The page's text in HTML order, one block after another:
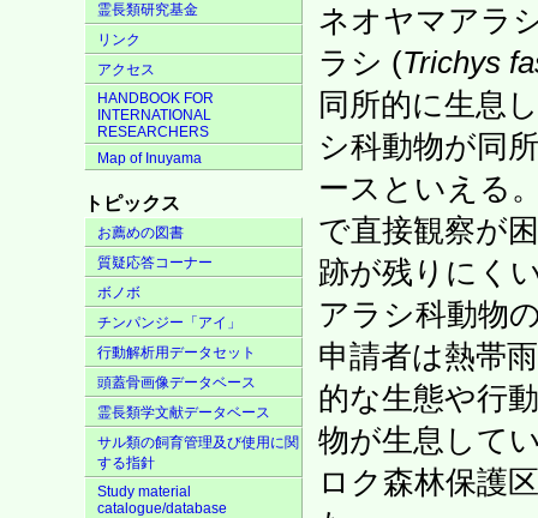
霊長類研究基金
リンク
アクセス
HANDBOOK FOR
INTERNATIONAL
RESEARCHERS
Map of Inuyama
トピックス
お薦めの図書
質疑応答コーナー
ボノボ
チンパンジー「アイ」
行動解析用データセット
頭蓋骨画像データベース
霊長類学文献データベース
サル類の飼育管理及び使用に関
する指針
Study material
catalogue/database
ネオヤマアラ
ラシ (Trichys
同所的に生息
シ科動物が同
ースといえる
で直接観察が
跡が残りにく
アラシ科動物
申請者は熱帯
的な生態や行
物が生息して
ロク森林保護